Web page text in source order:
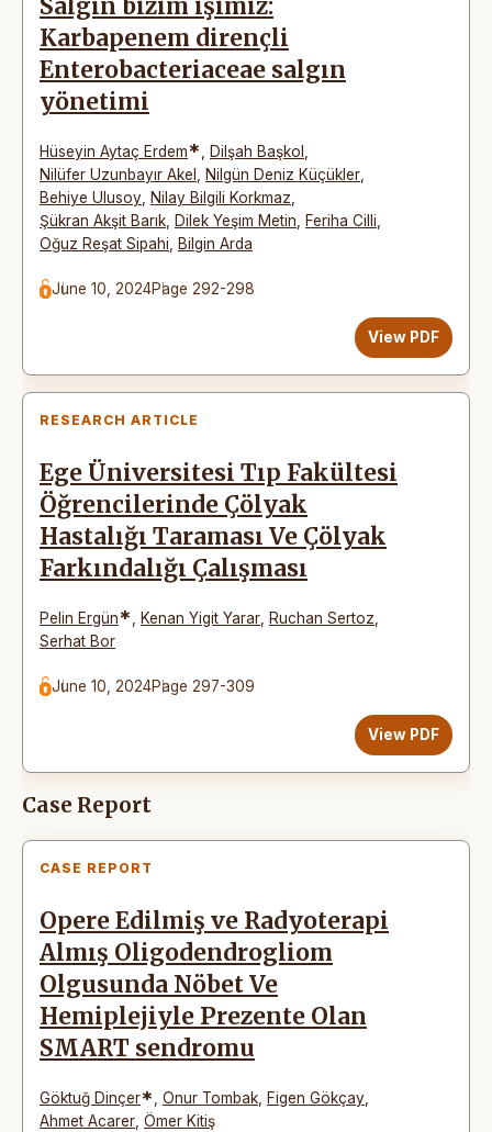
Salgın bizim işimiz:
Karbapenem dirençli
Enterobacteriaceae salgın
yönetimi
Hüseyin Aytaç Erdem* Dilşah Başkol
Nilüfer Uzunbayır Akel
Nilgün Deniz Küçükler
Behiye Ulusoy
Nilay Bilgili Korkmaz
Şükran Akşit Barık
Dilek Yeşim Metin Feriha Cilli
Oğuz Reşat Sipahi
Bilgin Arda
June 10, 2024Page 292-298
View PDF
RESEARCH ARTICLE
Ege Üniversitesi Tıp Fakültesi
Öğrencilerinde Çölyak
Hastalığı Taraması Ve Çölyak
Farkındalığı Çalışması
Pelin Ergün* Kenan Yigit Yarar Ruchan Sertoz
Serhat Bor
June 10, 2024Page 297-309
View PDF
Case Report
CASE REPORT
Opere Edilmiş ve Radyoterapi
Almış Oligodendrogliom
Olgusunda Nöbet Ve
Hemiplejiyle Prezente Olan
SMART sendromu
Göktuğ Dinçer* Onur Tombak Figen Gökçay
Ahmet Acarer Ömer Kitiş